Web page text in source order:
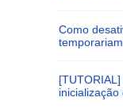
Como
inicialização